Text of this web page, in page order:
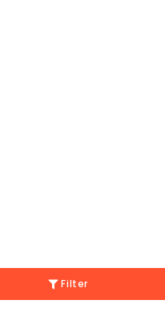
Filter